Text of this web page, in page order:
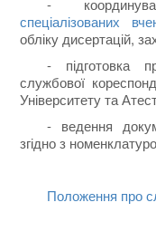
спеціалізованих
обліку дисертацій,
- підготовка
службової
Університету та
- ведення
згідно з
Положення про